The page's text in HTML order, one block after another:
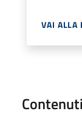
VAI ALLA